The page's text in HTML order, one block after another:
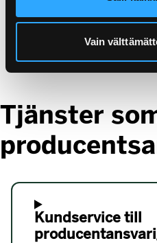
Vain
Tjänster
Kundservice till